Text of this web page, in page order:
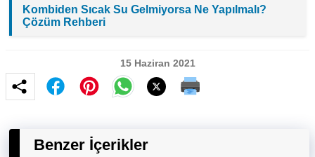
Kombiden Sıcak Su Gelmiyorsa Ne Yapılmalı?
Çözüm Rehberi
15 Haziran 2021
Benzer İçerikler